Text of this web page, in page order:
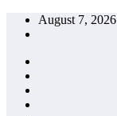
Skip
August 7, 2026